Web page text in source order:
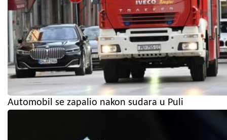
Automobil se zapalio nakon sudara u Puli